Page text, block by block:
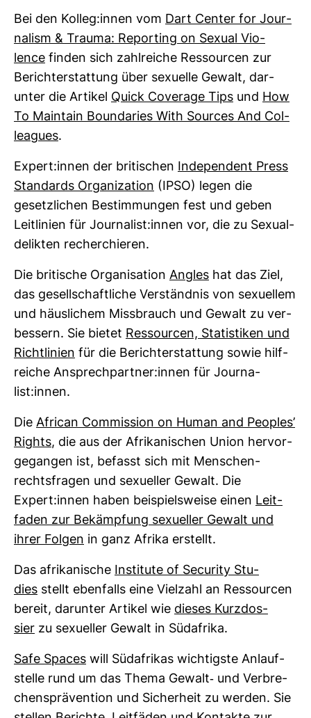
Bei den Kolleg:innen vom Dart Center for Jour­
na­lism & Trauma: Repor­ting on Sexual Vio­
lence finden sich zahl­reiche Res­sourcen zur
Bericht­erstat­tung über sexu­elle Gewalt, dar­
unter die Artikel Quick Coverage Tips und How
To Main­tain Bounda­ries With Sources And Col­
le­agues.
Expert:innen der bri­ti­schen Inde­pen­dent Press
Stan­dards Orga­niza­tion (IPSO) legen die
gesetz­li­chen Bestim­mungen fest und geben
Leit­li­nien für Jour­na­list:innen vor, die zu Sexu­al­
de­likten recher­chieren.
Die bri­ti­sche Orga­ni­sa­tion Angles hat das Ziel,
das gesell­schaft­liche Ver­ständnis von sexu­ellem
und häus­li­chem Miss­brauch und Gewalt zu ver­
bes­sern. Sie bietet Res­sourcen, Sta­tis­tiken und
Richt­li­nien für die Bericht­erstat­tung sowie hilf­
reiche Ansprech­partner:innen für Jour­na­
list:innen.
Die African Com­mis­sion on Human and Peo­ples’
Rights, die aus der Afri­ka­ni­schen Union her­vor­
ge­gangen ist, befasst sich mit Men­schen­
rechts­fragen und sexu­eller Gewalt. Die
Expert:innen haben bei­spiels­weise einen Leit­
faden zur Bekämp­fung sexu­eller Gewalt und
ihrer Folgen in ganz Afrika erstellt.
Das afri­ka­ni­sche Insti­tute of Secu­rity Stu­
dies stellt eben­falls eine Viel­zahl an Res­sourcen
bereit, dar­unter Artikel wie dieses Kurz­dos­
sier zu sexu­eller Gewalt in Süd­afrika.
Safe Spaces will Süd­afrikas wich­tigste Anlauf­
stelle rund um das Thema Gewalt-​ und Ver­bre­
chen­s­prä­ven­tion und Sicher­heit zu werden. Sie